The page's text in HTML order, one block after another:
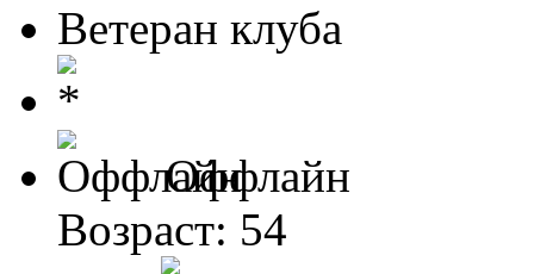
Ветеран клуба
Оффлайн
Возраст: 54